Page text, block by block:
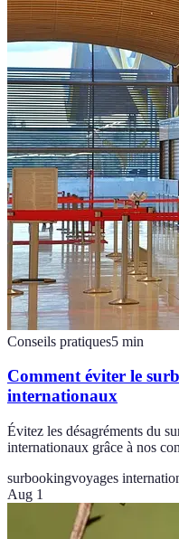
Conseils pratiques5 min
Comment éviter le
internationaux
Évitez les désagréments du
internationaux grâce à nos
surbookingvoyages
Aug 1